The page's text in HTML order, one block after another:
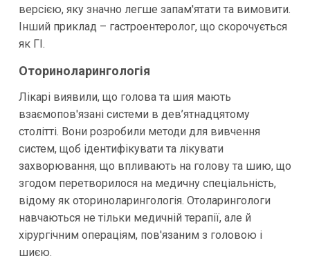
версією, яку значно легше запам'ятати та вимовити.
Інший приклад – гастроентеролог, що скорочується
як ГІ.
Оториноларингологія
Лікарі виявили, що голова та шия мають
взаємопов'язані системи в дев’ятнадцятому
столітті. Вони розробили методи для вивчення
систем, щоб ідентифікувати та лікувати
захворювання, що впливають на голову та шию, що
згодом перетворилося на медичну спеціальність,
відому як оториноларингологія. Отоларингологи
навчаються не тільки медичній терапії, але й
хірургічним операціям, пов'язаним з головою і
шиєю.